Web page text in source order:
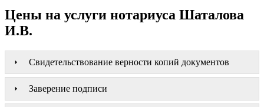
Цены на услуги нотариуса Шаталова
И.В.
Свидетельствование верности копий документов
Заверение подписи